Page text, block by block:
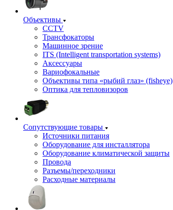
Объективы
CCTV
Трансфокаторы
Машинное зрение
ITS (Intelligent transportation systems)
Аксессуары
Вариофокальные
Объективы типа «рыбий глаз» (fisheye)
Оптика для тепловизоров
Сопутствующие товары
Источники питания
Оборудование для инсталлятора
Оборудование климатической защиты
Провода
Разъемы/переходники
Расходные материалы